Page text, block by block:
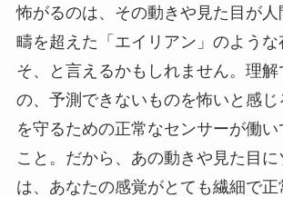
怖がるのは、その動きや見た目が人
疇を超えた「エイリアン」のような
そ、と言えるかもしれません。理解
の、予測できないものを怖いと感じ
を守るための正常なセンサーが働い
こと。だから、あの動きや見た目
は、あなたの感覚がとても繊細で